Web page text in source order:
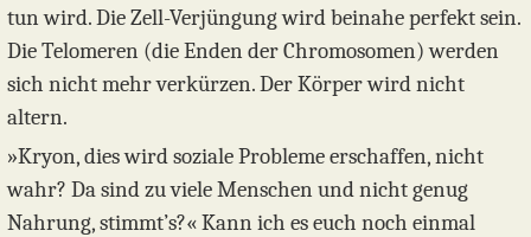
tun wird. Die Zell-Verjüngung wird beinahe perfekt sein.
Die Telomeren (die Enden der Chromosomen) werden
sich nicht mehr verkürzen. Der Körper wird nicht
altern.
»Kryon, dies wird soziale Probleme erschaffen, nicht
wahr? Da sind zu viele Menschen und nicht genug
Nahrung, stimmt’s?« Kann ich es euch noch einmal